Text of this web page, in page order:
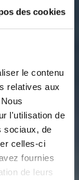
des cookies
le contenu
relatives aux
l'utilisation de
sociaux, de
celles-ci
fournies
de leurs